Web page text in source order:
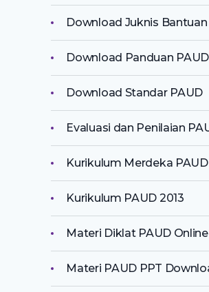
Download Juknis Bantuan
Download Panduan PAUD
Download Standar PAUD
Evaluasi dan Penilaian
Kurikulum Merdeka PAUD
Kurikulum PAUD 2013
Materi Diklat PAUD Online
Materi PAUD PPT